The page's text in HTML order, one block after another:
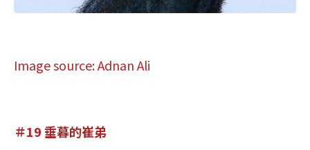
Image source: Adnan Ali
＃19 垂暮的崔弟